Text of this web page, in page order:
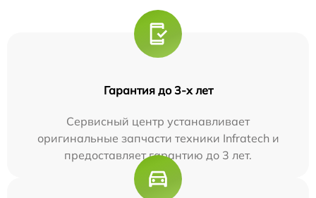
Гарантия до 3-х лет
Сервисный центр устанавливает
оригинальные запчасти техники Infratech и
предоставляет гарантию до 3 лет.